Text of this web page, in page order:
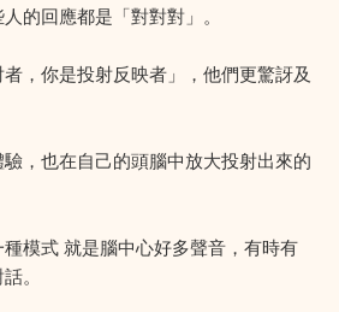
的回應都是「對對對」。
，你是投射反映者」，他們更驚訝及
，也在自己的頭腦中放大投射出來的
模式 就是腦中心好多聲音，有時有
。